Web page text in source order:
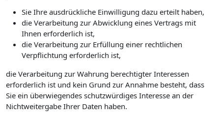
Sie Ihre ausdrückliche Einwilligung dazu erteilt haben,
die Verarbeitung zur Abwicklung eines Vertrags mit
Ihnen erforderlich ist,
die Verarbeitung zur Erfüllung einer rechtlichen
Verpflichtung erforderlich ist,
die Verarbeitung zur Wahrung berechtigter Interessen
erforderlich ist und kein Grund zur Annahme besteht, dass
Sie ein überwiegendes schutzwürdiges Interesse an der
Nichtweitergabe Ihrer Daten haben.